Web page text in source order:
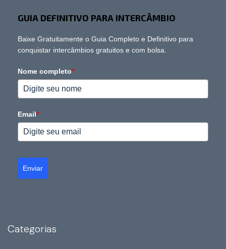
GUIA DEFINITIVO PARA INTERCÂMBIO
Baixe Gratuitamente o Guia Completo e Definitivo para
conquistar intercâmbios gratuitos e com bolsa.
Nome completo*
Email*
Enviar
Categorias